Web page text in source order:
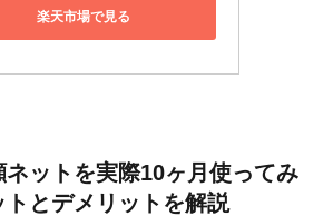
楽天市場で見る
ットを実際10ヶ月使ってみ
とデメリットを解説